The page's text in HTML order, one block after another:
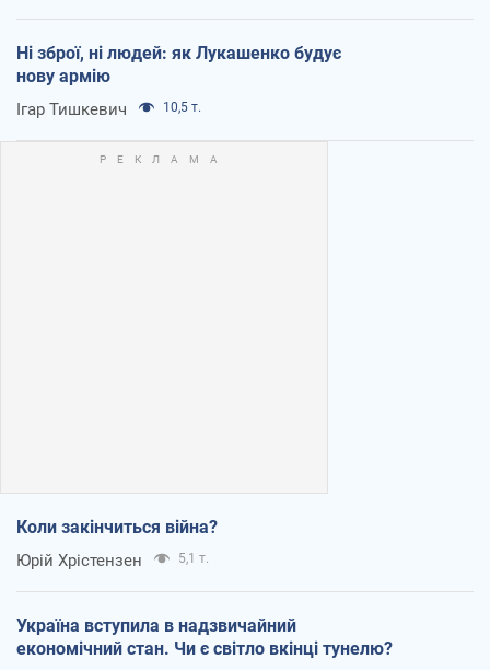
Ні зброї, ні людей: як Лукашенко будує
нову армію
Ігар Тишкевич 10,5 т.
Коли закінчиться війна?
Юрій Хрістензен 5,1 т.
Україна вступила в надзвичайний
економічний стан. Чи є світло вкінці тунелю?